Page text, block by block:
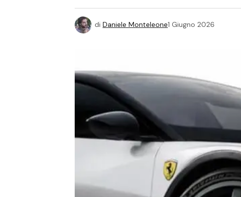
di Daniele Monteleone1 Giugno 2026